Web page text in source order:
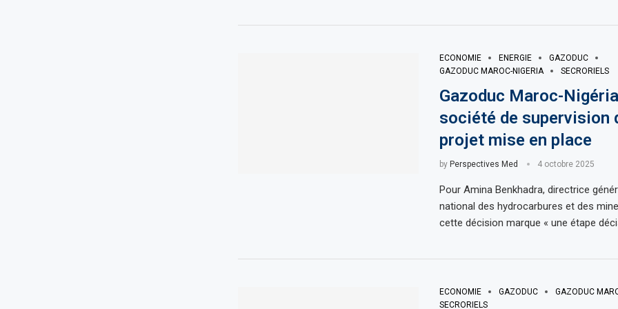
ECONOMIE ENERGIE
GAZODUC
GAZODUC MAROC-NIGERIA
SECRORIELS
Gazoduc Maroc-
société de supervision
projet mise en place
by Perspectives Med 4 octobre 2025
Pour Amina Benkhadra, directrice
national des hydrocarbures et des
cette décision marque « une étape
ECONOMIE GAZODUC
GAZODUC
SECRORIELS